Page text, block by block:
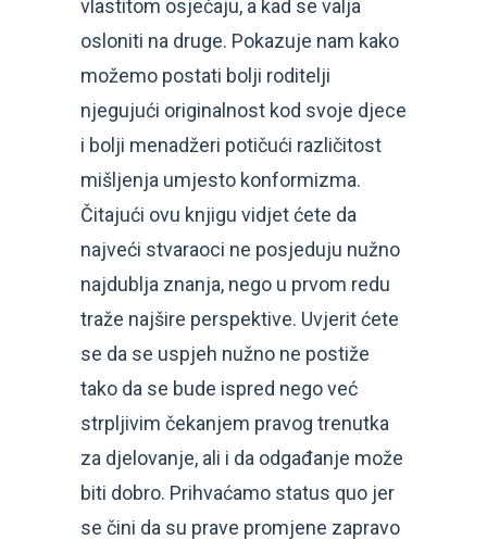
vlastitom osjećaju, a kad se valja
osloniti na druge. Pokazuje nam kako
možemo postati bolji roditelji
njegujući originalnost kod svoje djece
i bolji menadžeri potičući različitost
mišljenja umjesto konformizma.
Čitajući ovu knjigu vidjet ćete da
najveći stvaraoci ne posjeduju nužno
najdublja znanja, nego u prvom redu
traže najšire perspektive. Uvjerit ćete
se da se uspjeh nužno ne postiže
tako da se bude ispred nego već
strpljivim čekanjem pravog trenutka
za djelovanje, ali i da odgađanje može
biti dobro. Prihvaćamo status quo jer
se čini da su prave promjene zapravo